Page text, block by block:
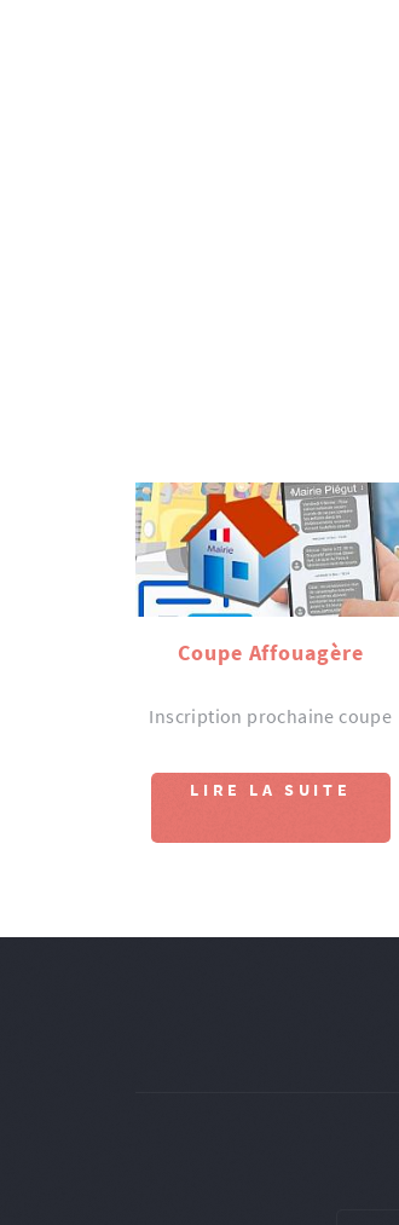
Coupe Affouagère
Inscription prochaine coupe
LIRE LA SUITE